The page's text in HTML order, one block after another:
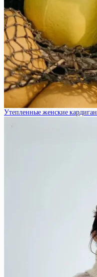
Утепленные женские